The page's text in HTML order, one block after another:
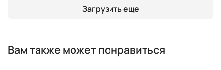
Загрузить еще
Вам также может понравиться